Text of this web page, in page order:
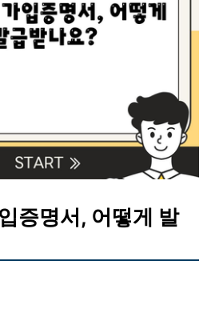
증명서, 어떻게 발